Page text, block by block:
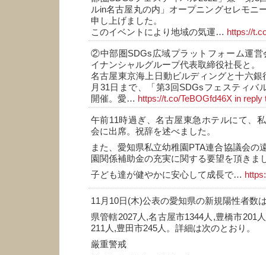
ルin名古屋丸の内」オープニングセレモニ
申し上げました。
このイベントにより地域の気運… https://
②中部圏SDGs広域プラットフォーム運営
イナンシャルグループ代表取締役社長と。
名古屋東京海上日動ビルディングと十六銀
月31日まで、「第3回SDGsフェスティバ
開催。愛… https://t.co/TeBOGfd46X in reply
午前11時過ぎ、名古屋東急ホテルにて、
会に出席。祝辞を述べました。
また、愛知県私立幼稚園PTA連合協議会の
園関係補助金の充実に関する要望を頂きま
子ども達が健やかに安心して成長で…
11月10日(木)公表の愛知県の新規陽性者数
県管轄2027人,名古屋市1344人,豊橋市201
211人,豊田市245人。詳細は次のとおり。
厳重警戒